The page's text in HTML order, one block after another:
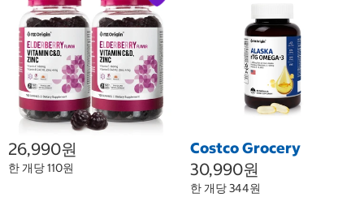
26,990원
한 개당 110원
Costco Grocery
30,990원
한 개당 344원